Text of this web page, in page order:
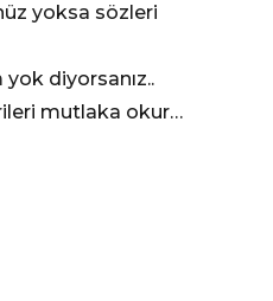
yoksa sözleri
diyorsanız..
mutlaka okur…